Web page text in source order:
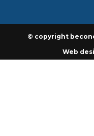
© copyright
Web